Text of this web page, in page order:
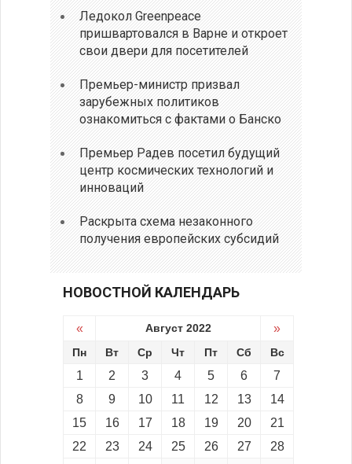
Ледокол Greenpeace
пришвартовался в Варне и откроет
свои двери для посетителей
Премьер-министр призвал
зарубежных политиков
ознакомиться с фактами о Банско
Премьер Радев посетил будущий
центр космических технологий и
инноваций
Раскрыта схема незаконного
получения европейских субсидий
НОВОСТНОЙ КАЛЕНДАРЬ
« Август 2022 »
Пн Вт Ср Чт Пт Сб Вс
1 2 3 4 5 6
7
8
9 10 11 12 13
14
15
16 17 18 19 20
21
22
23 24 25 26 27
28